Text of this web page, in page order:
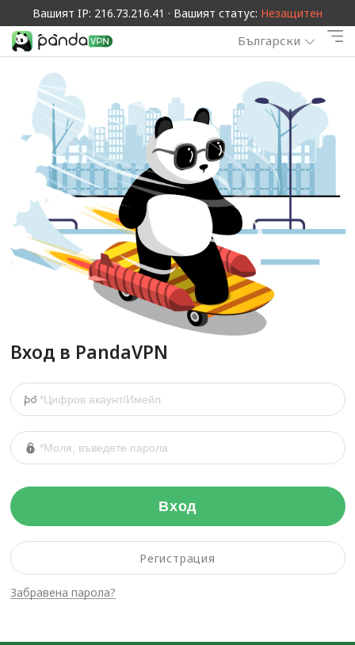
Вашият IP: 216.73.216.41 · Вашият статус: Незащитен
Български
Вход в PandaVPN
Вход
Забравена парола?
Регистрация